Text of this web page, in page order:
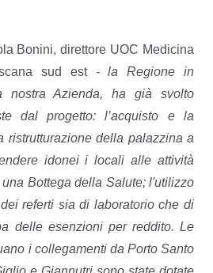
Bonini, direttore UOC Medicina
sud est - la Regione in
nostra Azienda, ha già svolto
dal progetto: l’acquisto e la
ristrutturazione della palazzina a
idonei i locali alle attività
una Bottega della Salute; l'utilizzo
referti sia di laboratorio che di
delle esenzioni per reddito. Le
i collegamenti da Porto Santo